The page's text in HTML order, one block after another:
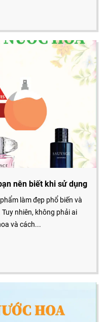
nên biết khi sử dụng
làm đẹp phổ biến và
nhiên, không phải ai
và cách...